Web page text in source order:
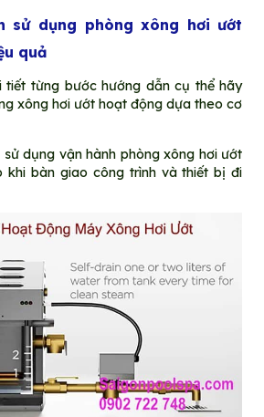
sử dụng phòng xông hơi ướt
quả
tiết từng bước hướng dẫn cụ thể hãy
xông hơi ướt hoạt động dựa theo cơ
dụng vận hành phòng xông hơi ướt
khi bàn giao công trình và thiết bị đi